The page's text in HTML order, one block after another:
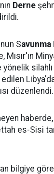
Derne
Savunma
Mısır'ın
silahlı
düzenlendi.
es-Sisi
bilgiye